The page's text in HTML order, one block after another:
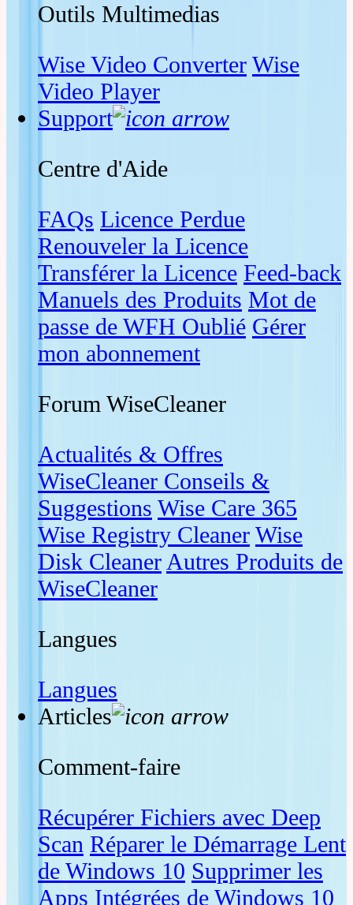
Outils Multimedias
Wise Video Converter Wise
Video Player
Support
Centre d'Aide
FAQs Licence Perdue
Renouveler la Licence
Transférer la Licence Feed-back
Manuels des Produits Mot de
passe de WFH Oublié Gérer
mon abonnement
Forum WiseCleaner
Actualités & Offres
WiseCleaner Conseils &
Suggestions Wise Care 365
Wise Registry Cleaner Wise
Disk Cleaner Autres Produits de
WiseCleaner
Langues
Langues
Articles
Comment-faire
Récupérer Fichiers avec Deep
Scan Réparer le Démarrage Lent
de Windows 10 Supprimer les
Apps Intégrées de Windows 10